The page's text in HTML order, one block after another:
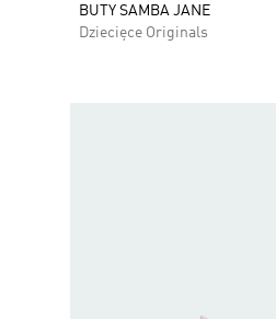
BUTY SAMBA JANE
Dziecięce Originals